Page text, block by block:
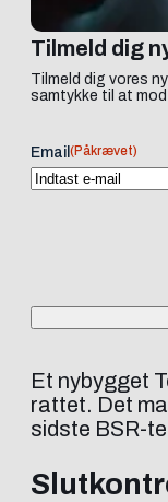
Tilmeld dig
Tilmeld dig vores
samtykke til at
Email (Påkrævet)
Et nybygget
rattet. Det
sidste BSR-